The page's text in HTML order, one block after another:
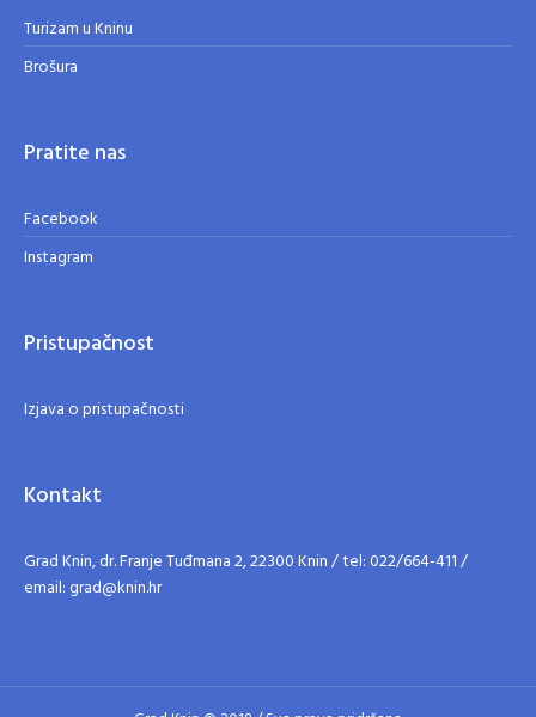
Turizam u Kninu
Brošura
Pratite nas
Facebook
Instagram
Pristupačnost
Izjava o pristupačnosti
Kontakt
Grad Knin, dr. Franje Tuđmana 2, 22300 Knin / tel: 022/664-411 /
email: grad@knin.hr